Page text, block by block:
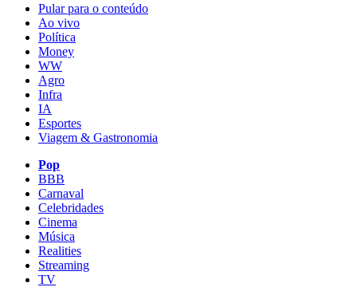
Pular para o conteúdo
Ao vivo
Política
Money
WW
Agro
Infra
IA
Esportes
Viagem & Gastronomia
Pop
BBB
Carnaval
Celebridades
Cinema
Música
Realities
Streaming
TV